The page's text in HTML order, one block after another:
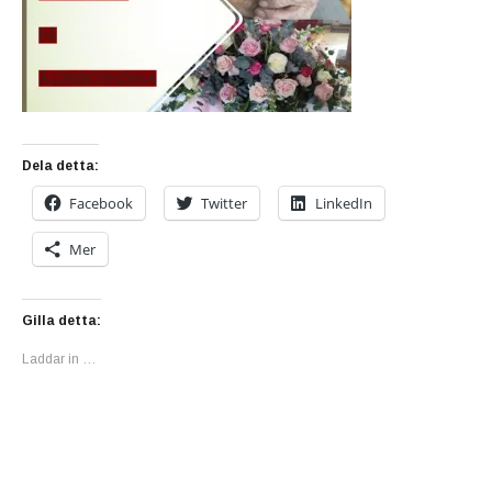
Dela detta:
Facebook Twitter LinkedIn
Mer
Gilla detta:
Laddar in …